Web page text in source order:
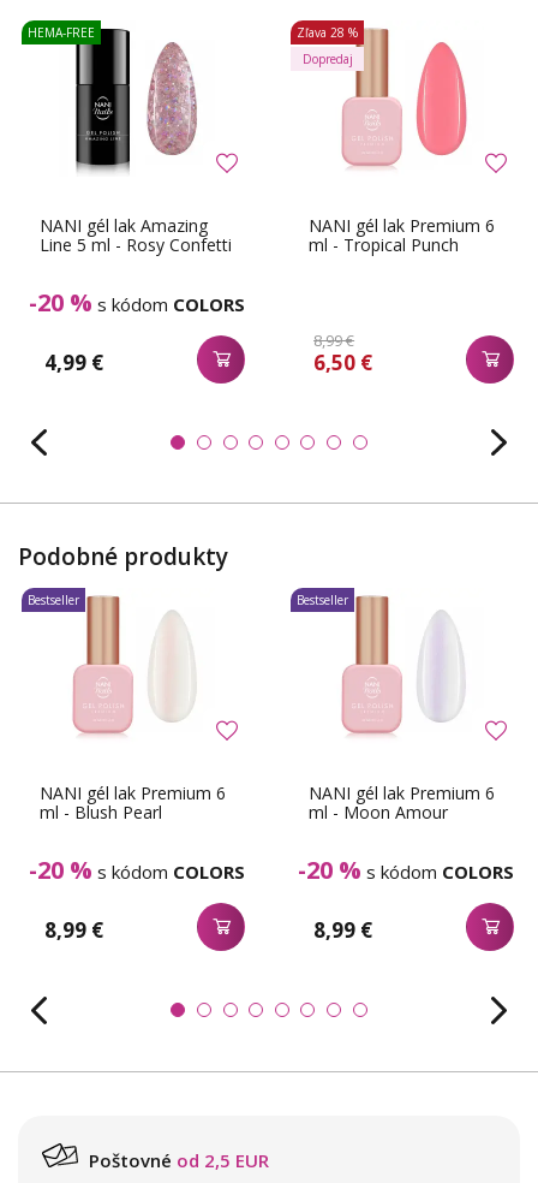
NANI gél lak Amazing
Line 5 ml - Rosy Confetti
-20 % s kódom COLORS
4,99 €
HEMA-FREE
NANI gél lak Premium 6
ml - Tropical Punch
8,99 €
6,50 €
Zľava 28 %
Dopredaj
Podobné produkty
NANI gél lak Premium 6
ml - Blush Pearl
-20 % s kódom COLORS
8,99 €
Bestseller
NANI gél lak Premium 6
ml - Moon Amour
-20 % s kódom COLORS
8,99 €
Bestseller
Poštovné od 2,5 EUR